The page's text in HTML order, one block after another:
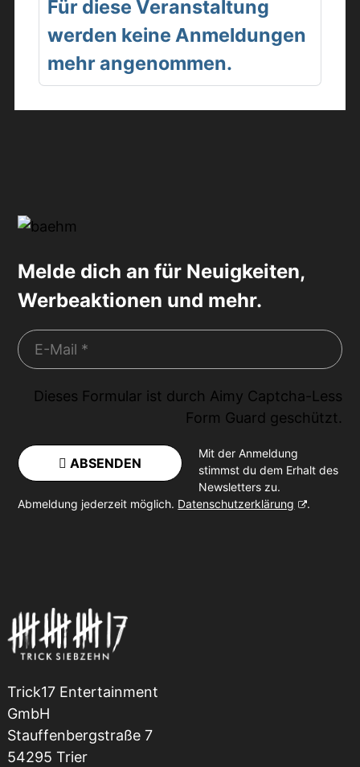
Für diese Veranstaltung
werden keine Anmeldungen
mehr angenommen.
Melde dich an für Neuigkeiten,
Werbeaktionen und mehr.
Dieses Formular ist durch Aimy Captcha-Less
Form Guard geschützt.
ABSENDEN
Mit der Anmeldung
stimmst du dem Erhalt des
Newsletters zu.
Abmeldung jederzeit möglich. Datenschutzerklärung .
Trick17 Entertainment
GmbH
Stauffenbergstraße 7
54295 Trier